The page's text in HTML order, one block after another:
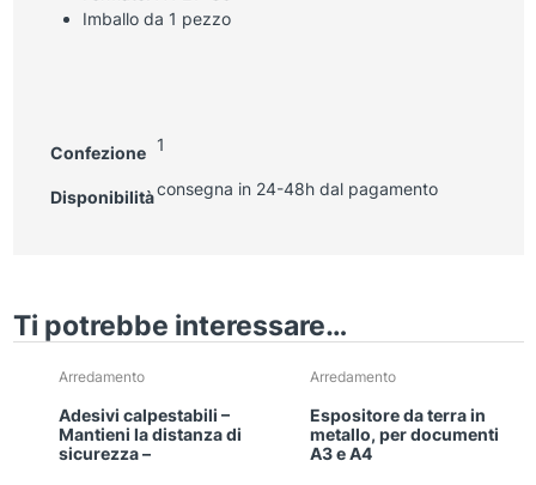
Imballo da 1 pezzo
Confezione 1
Disponibilitàconsegna in 24-48h dal pagamento
Ti potrebbe interessare…
Arredamento
Adesivi calpestabili –
Mantieni la distanza di
sicurezza –
Arredamento
Espositore da terra in
metallo, per documenti
A3 e A4